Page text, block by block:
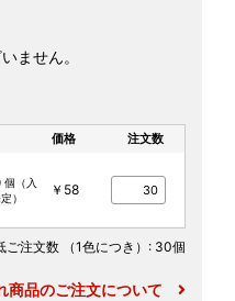
ません。
価格 注文数
（入
）
￥58
ご注文数 （1色につき） : 30個
商品のご注文について